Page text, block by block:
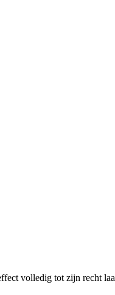
volledig tot zijn recht